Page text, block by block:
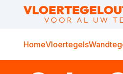
HomeVloertegels